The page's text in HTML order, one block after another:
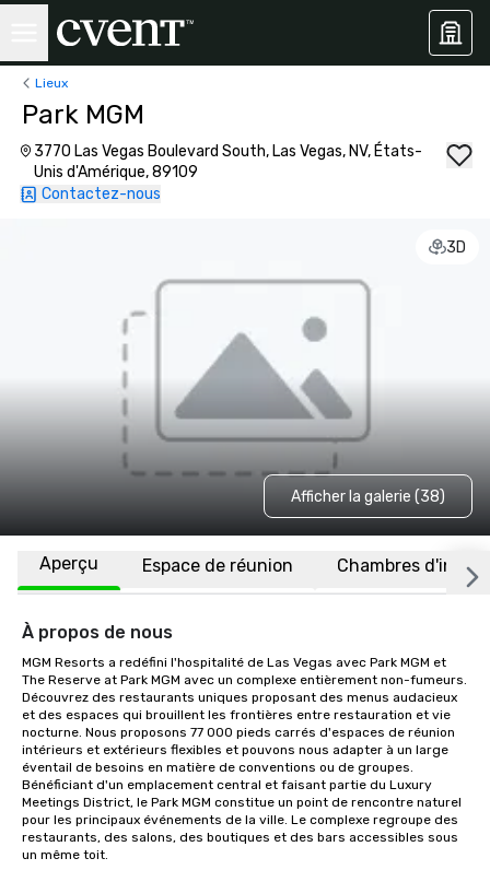
Lieux
Park MGM
3770 Las Vegas Boulevard South, Las Vegas, NV, États-
Unis d'Amérique, 89109
Contactez-nous
3D
Afficher la galerie (38)
Aperçu Espace de réunion Chambres
À propos de nous
MGM Resorts a redéfini l'hospitalité de Las Vegas avec Park MGM et
The Reserve at Park MGM avec un complexe entièrement non-fumeurs.
Découvrez des restaurants uniques proposant des menus audacieux
et des espaces qui brouillent les frontières entre restauration et vie
nocturne. Nous proposons 77 000 pieds carrés d'espaces de réunion
intérieurs et extérieurs flexibles et pouvons nous adapter à un large
éventail de besoins en matière de conventions ou de groupes.
Bénéficiant d'un emplacement central et faisant partie du Luxury
Meetings District, le Park MGM constitue un point de rencontre naturel
pour les principaux événements de la ville. Le complexe regroupe des
restaurants, des salons, des boutiques et des bars accessibles sous
un même toit.